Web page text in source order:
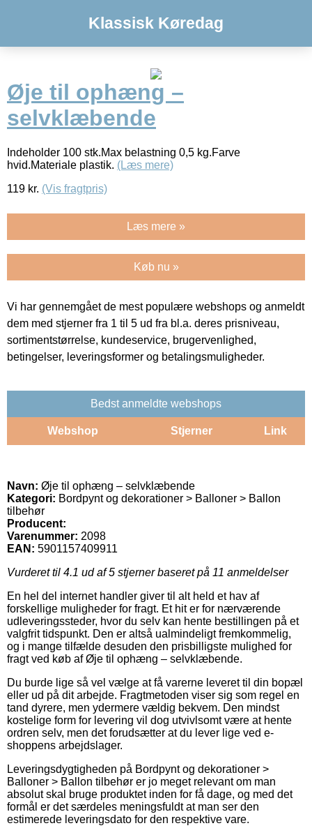
Klassisk Køredag
Øje til ophæng –
selvklæbende
Indeholder 100 stk.Max belastning 0,5 kg.Farve
hvid.Materiale plastik. (Læs mere)
119 kr. (Vis fragtpris)
Læs mere »
Køb nu »
Vi har gennemgået de mest populære webshops og anmeldt
dem med stjerner fra 1 til 5 ud fra bl.a. deres prisniveau,
sortimentstørrelse, kundeservice, brugervenlighed,
betingelser, leveringsformer og betalingsmuligheder.
Bedst anmeldte webshops
Webshop Stjerner Link
Navn: Øje til ophæng – selvklæbende
Kategori: Bordpynt og dekorationer > Balloner > Ballon
tilbehør
Producent:
Varenummer: 2098
EAN: 5901157409911
Vurderet til 4.1 ud af 5 stjerner baseret på 11 anmeldelser
En hel del internet handler giver til alt held et hav af
forskellige muligheder for fragt. Et hit er for nærværende
udleveringssteder, hvor du selv kan hente bestillingen på et
valgfrit tidspunkt. Den er altså ualmindeligt fremkommelig,
og i mange tilfælde desuden den prisbilligste mulighed for
fragt ved køb af Øje til ophæng – selvklæbende.
Du burde lige så vel vælge at få varerne leveret til din bopæl
eller ud på dit arbejde. Fragtmetoden viser sig som regel en
tand dyrere, men ydermere vældig bekvem. Den mindst
kostelige form for levering vil dog utvivlsomt være at hente
ordren selv, men det forudsætter at du lever lige ved e-
shoppens arbejdslager.
Leveringsdygtigheden på Bordpynt og dekorationer >
Balloner > Ballon tilbehør er jo meget relevant om man
absolut skal bruge produktet inden for få dage, og med det
formål er det særdeles meningsfuldt at man ser den
estimerede leveringsdato for den respektive vare.